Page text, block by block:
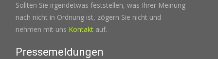
Sollten Sie irgendetwas feststellen, was Ihrer Meinung
nach nicht in Ordnung ist, zögern Sie nicht und
nehmen mit uns Kontakt auf.
Pressemeldungen